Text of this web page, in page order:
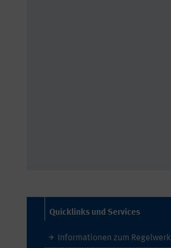
Quicklinks und Services
Informationen zum Regelwerk